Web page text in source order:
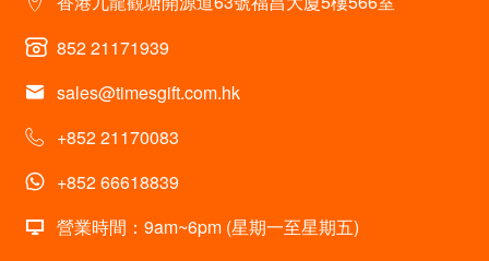
852 21171939
sales@timesgift.com.hk
+852 21170083
+852 66618839
營業時間：9am~6pm (星期一至星期五)